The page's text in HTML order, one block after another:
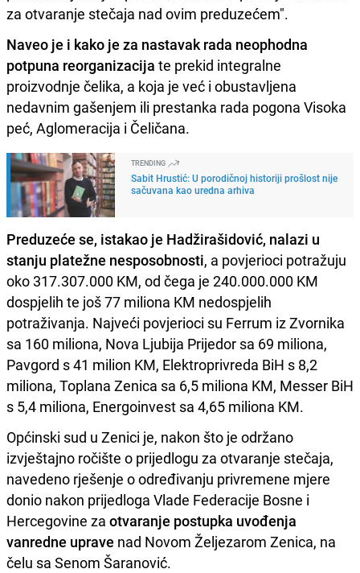
za otvaranje stečaja nad ovim preduzećem".
Naveo je i kako je za nastavak rada neophodna
potpuna reorganizacija te prekid integralne
proizvodnje čelika, a koja je već i obustavljena
nedavnim gašenjem ili prestanka rada pogona Visoka
peć, Aglomeracija i Čeličana.
TRENDING
Sabit Hrustić: U porodičnoj historiji prošlost nije
sačuvana kao uredna arhiva
Preduzeće se, istakao je Hadžirašidović, nalazi u
stanju platežne nesposobnosti, a povjerioci potražuju
oko 317.307.000 KM, od čega je 240.000.000 KM
dospjelih te još 77 miliona KM nedospjelih
potraživanja. Najveći povjerioci su Ferrum iz Zvornika
sa 160 miliona, Nova Ljubija Prijedor sa 69 miliona,
Pavgord s 41 milion KM, Elektroprivreda BiH s 8,2
miliona, Toplana Zenica sa 6,5 miliona KM, Messer BiH
s 5,4 miliona, Energoinvest sa 4,65 miliona KM.
Općinski sud u Zenici je, nakon što je održano
izvještajno ročište o prijedlogu za otvaranje stečaja,
navedeno rješenje o određivanju privremene mjere
donio nakon prijedloga Vlade Federacije Bosne i
Hercegovine za otvaranje postupka uvođenja
vanredne uprave nad Novom Željezarom Zenica, na
čelu sa Senom Šaranović.